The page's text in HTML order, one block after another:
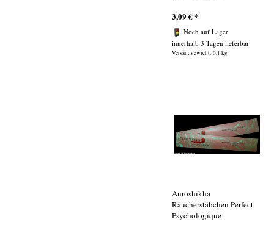
3,09€*
Noch auf Lager
innerhalb 3 Tagen lieferbar
Versandgewicht: 0,1 kg
Auroshikha
Räucherstäbchen Perfect
Psychologique